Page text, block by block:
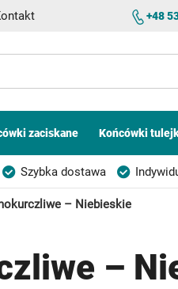
+48
zaciskane Końcówki
Szybka dostawa
– Niebieskie
–